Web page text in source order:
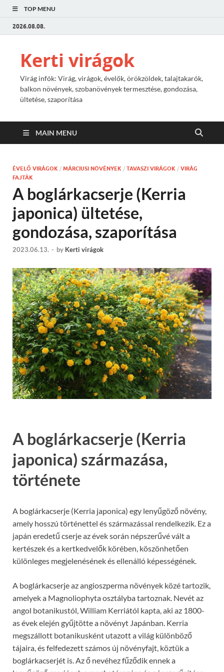
TOP MENU
2026.08.08.
Kerti virágok
Virág infók: Virág, virágok, évelők, örökzöldek, talajtakarók,
balkon növények, szobanövények termesztése, gondozása,
ültetése, szaporítása
MAIN MENU
ÉVELŐ VIRÁGOK / MÁRCIUSI NÖVÉNYEK / TAVASZI VIRÁGOK / VIRÁG
FAJTÁK
A boglárkacserje (Kerria
japonica) ültetése,
gondozása, szaporítása
2023.06.13. - by Kerti virágok
A boglárkacserje (Kerria
japonica) származása,
története
A boglárkacserje (Kerria japonica) egy lenyűgöző növény,
amely hosszú történettel és származással rendelkezik. Ez a
japán eredetű cserje az évek során népszerűvé vált a
kertészek és a kertkedvelők körében, köszönhetően
különleges megjelenésének és ellenálló képességének.
A boglárkacserje az angioszperma növények közé tartozik,
amelyek a Magnoliophyta osztályba tartoznak. Nevét az
angol botanikustól, William Kerriától kapta, aki az 1800-
as évek elején gyűjtötte a növényt Japánban. Kerria
megszállott botanikusként utazott a világ különböző
tájaira, és felfedezett számos új növényfajt, köztük a
boglárkacserjét is. Az ő nevéhez fűződik ennek a